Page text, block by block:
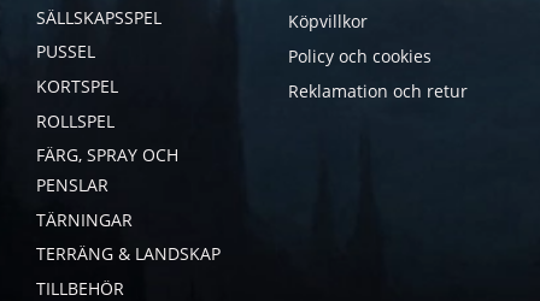
SÄLLSKAPSSPEL
PUSSEL
KORTSPEL
ROLLSPEL
FÄRG, SPRAY OCH
PENSLAR
TÄRNINGAR
TERRÄNG & LANDSKAP
TILLBEHÖR
Köpvillkor
Policy och cookies
Reklamation och retur